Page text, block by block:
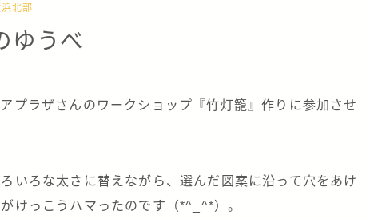
共同
北部
ゆうべ
プラザさんのワークショップ『竹灯籠』作りに参加させ
いろな太さに替えながら、選んだ図案に沿って穴をあけ
けっこうハマったのです（*^_^*）。